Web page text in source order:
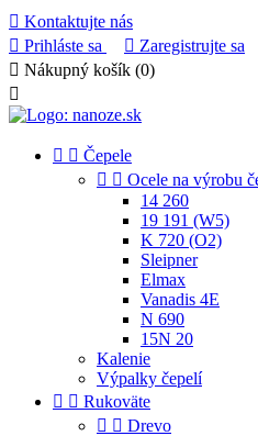
 Kontaktujte nás
 Prihláste sa  Zaregistrujte sa
 Nákupný košík (0)

  Čepele
  Ocele na výrobu
14 260
19 191 (W5)
K 720 (O2)
Sleipner
Elmax
Vanadis 4E
N 690
15N 20
Kalenie
Výpalky čepelí
  Rukoväte
  Drevo